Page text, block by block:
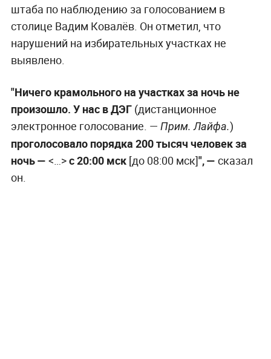
штаба по наблюдению за голосованием в
столице Вадим Ковалёв. Он отметил, что
нарушений на избирательных участках не
выявлено.
"Ничего крамольного на участках за ночь не
произошло. У нас в ДЭГ(дистанционное
электронное голосование. — Прим. Лайфа.)
проголосовало порядка 200 тысяч человек за
ночь — <…>с 20:00 мск [до 08:00 мск]", — сказал
он.